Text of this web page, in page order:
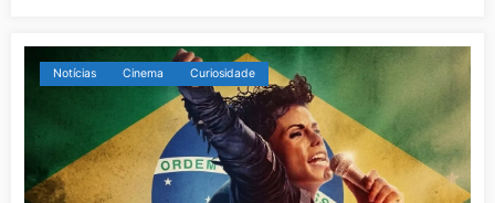
Notícias Cinema Curiosidade